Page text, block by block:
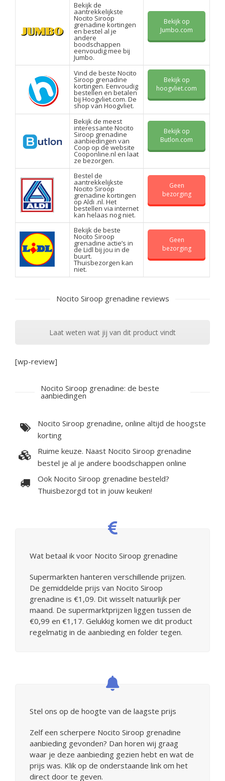
Bekijk de
aantrekkelijkste
Nocito Siroop
grenadine kortingen
en bestel al je
andere
boodschappen
eenvoudig mee bij
Jumbo.
Bekijk op
Jumbo.com
Vind de beste Nocito
Siroop grenadine
kortingen. Eenvoudig
bestellen en betalen
bij Hoogvliet.com. De
shop van Hoogvliet.
Bekijk op
hoogvliet.com
Bekijk de meest
interessante Nocito
Siroop grenadine
aanbiedingen van
Coop op de website
Cooponline.nl en laat
ze bezorgen.
Bekijk op
Butlon.com
Bestel de
aantrekkelijkste
Nocito Siroop
grenadine kortingen
op Aldi .nl. Het
bestellen via internet
kan helaas nog niet.
Geen
bezorging
Bekijk de beste
Nocito Siroop
grenadine actie’s in
de Lidl bij jou in de
buurt.
Thuisbezorgen kan
niet.
Geen
bezorging
Nocito Siroop grenadine reviews
Laat weten wat jij van dit product vindt
[wp-review]
Nocito Siroop grenadine: de beste
aanbiedingen
Nocito Siroop grenadine, online altijd de hoogste
korting
Ruime keuze. Naast Nocito Siroop grenadine
bestel je al je andere boodschappen online
Ook Nocito Siroop grenadine besteld?
Thuisbezorgd tot in jouw keuken!
Wat betaal ik voor Nocito Siroop grenadine
Supermarkten hanteren verschillende prijzen.
De gemiddelde prijs van Nocito Siroop
grenadine is €1,09. Dit wisselt natuurlijk per
maand. De supermarktprijzen liggen tussen de
€0,99 en €1,17. Gelukkig komen we dit product
regelmatig in de aanbieding en folder tegen.
Stel ons op de hoogte van de laagste prijs
Zelf een scherpere Nocito Siroop grenadine
aanbieding gevonden? Dan horen wij graag
waar je deze aanbieding gezien hebt en wat de
prijs was. Klik op de onderstaande link om het
direct door te geven.